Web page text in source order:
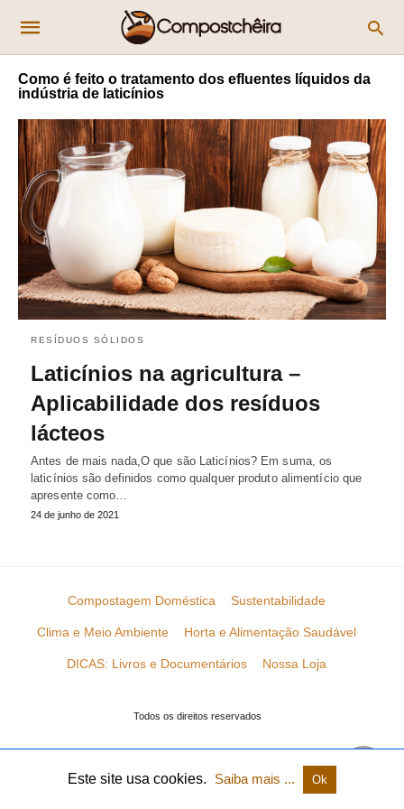
Como é feito o tratamento dos efluentes líquidos da
indústria de laticínios
RESÍDUOS SÓLIDOS
Laticínios na agricultura –
Aplicabilidade dos resíduos
lácteos
Antes de mais nada,O que são Laticínios? Em suma, os
laticínios são definidos como qualquer produto alimentício que
apresente como…
24 de junho de 2021
Compostagem Doméstica Sustentabilidade
Clima e Meio Ambiente Horta e Alimentação Saudável
DICAS: Livros e Documentários Nossa Loja
Todos os direitos reservados
Este site usa cookies. Saiba mais ... Ok